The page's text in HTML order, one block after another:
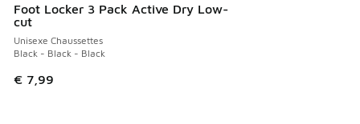
Foot Locker 3 Pack Active Dry Low-
cut
Unisexe Chaussettes
Black - Black - Black
€ 7,99